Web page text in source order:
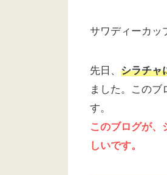
サワディーカッ
先日、 シラチャ
ました。このブ
す。
このブログが、
しいです。